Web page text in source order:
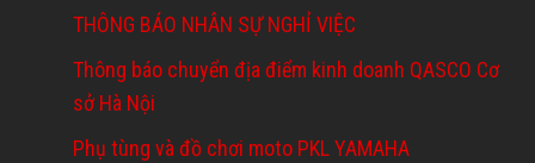
THÔNG BÁO NHÂN SỰ NGHỈ VIỆC
Thông báo chuyển địa điểm kinh doanh QASCO Cơ
sở Hà Nội
Phụ tùng và đồ chơi moto PKL YAMAHA